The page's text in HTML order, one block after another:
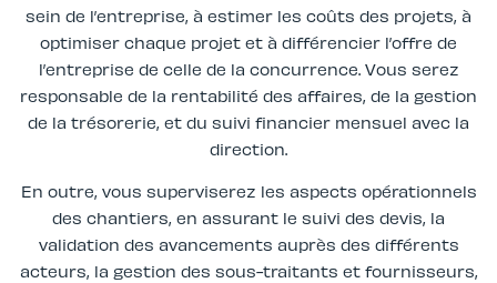
sein de l’entreprise, à estimer les coûts des projets, à
optimiser chaque projet et à différencier l’offre de
l’entreprise de celle de la concurrence. Vous serez
responsable de la rentabilité des affaires, de la gestion
de la trésorerie, et du suivi financier mensuel avec la
direction.
En outre, vous superviserez les aspects opérationnels
des chantiers, en assurant le suivi des devis, la
validation des avancements auprès des différents
acteurs, la gestion des sous-traitants et fournisseurs,